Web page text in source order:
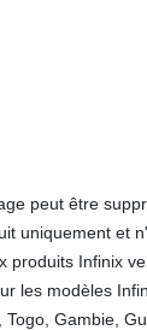
peut être
uniquement et
Infinix
les modèles
Gambie,